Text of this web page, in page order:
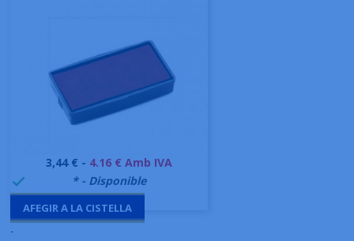
Preu
3,44 € - 4.16 € Amb IVA
 * - Disponible
AFEGIR A LA CISTELLA
-